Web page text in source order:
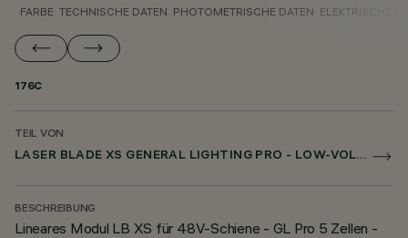
FARBE TECHNISCHE DATEN PHOTOMETRISCHE DATEN ELEKTRISCHE
176C
TEIL VON
LASER BLADE XS GENERAL LIGHTING PRO - LOW-VOLTAGE-SCHIENE
BESCHREIBUNG
Lineares Modul LB XS für 48V-Schiene - GL Pro 5 Zellen -